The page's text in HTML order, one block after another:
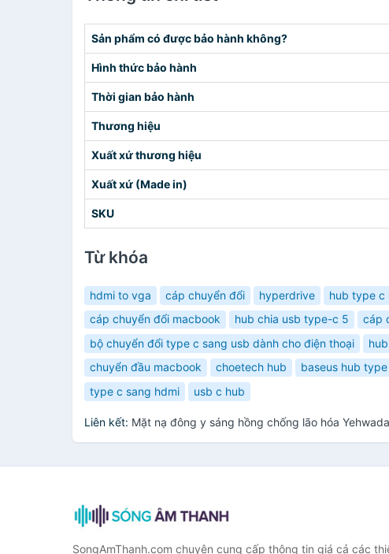
Sản phẩm có được bảo hành không?
Hình thức bảo hành
Thời gian bảo hành
Thương hiệu
Xuất xứ thương hiệu
Xuất xứ (Made in)
SKU
Từ khóa
hdmi to vga cáp chuyển đổi hyperdrive hub type c
cáp chuyển đổi macbook
hub chia usb type-c 5 cáp
bộ chuyển đổi type c sang usb dành cho điện thoại
chuyển đầu macbook
choetech hub baseus hub
type c sang hdmi
usb c hub
Liên kết: Mặt nạ đông y sáng hồng chống lão hóa
SongAmThanh.com chuyên cung cấp thông tin giá cả các